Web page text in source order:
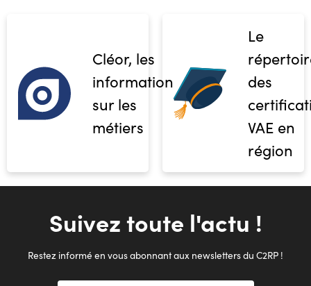
Cléor, les
informations
sur les
métiers
Le
des
VAE en
région
Suivez toute l'actu !
Restez informé en vous abonnant aux newsletters du C2RP !